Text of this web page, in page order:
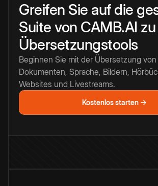
Greifen Sie auf die
Suite von CAMB.AI zu
Übersetzungstools
Beginnen Sie mit der Übersetzung von
Dokumenten, Sprache, Bildern,
Websites und Livestreams.
Kostenlos starten →